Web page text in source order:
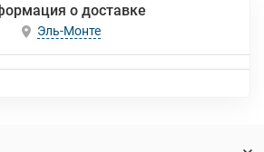
о доставке
Эль-Монте